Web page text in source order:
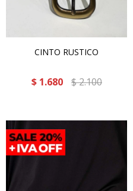
CINTO RUSTICO
$ 1.680 $2.100